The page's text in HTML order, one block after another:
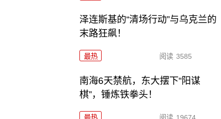
泽连斯基的“清场行动”与乌克兰的
末路狂飙！
最热 阅读 3585
南海6天禁航，东大摆下“阳谋
棋”，锤炼铁拳头！